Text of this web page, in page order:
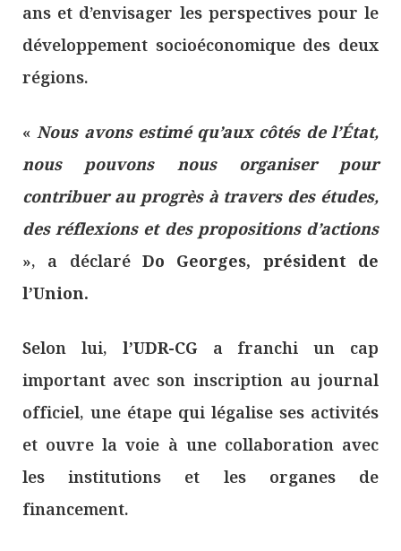
ans et d’envisager les perspectives pour le
développement socioéconomique des deux
régions.
« Nous avons estimé qu’aux côtés de l’État,
nous pouvons nous organiser pour
contribuer au progrès à travers des études,
des réflexions et des propositions d’actions
», a déclaré Do Georges, président de
l’Union.
Selon lui, l’UDR-CGa franchi un cap
important avec son inscription au journal
officiel, une étape qui légalise ses activités
et ouvre la voie à une collaboration avec
les institutions et les organes de
financement.